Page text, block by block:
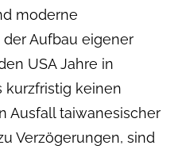
moderne
Aufbau eigener
USA Jahre in
kurzfristig keinen
Ausfall taiwanesischer
Verzögerungen, sind